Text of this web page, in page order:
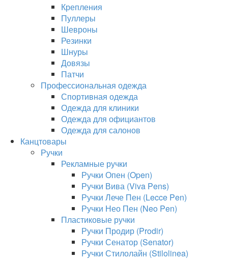
Крепления
Пуллеры
Шевроны
Резинки
Шнуры
Довязы
Патчи
Профессиональная одежда
Спортивная одежда
Одежда для клиники
Одежда для официантов
Одежда для салонов
Канцтовары
Ручки
Рекламные ручки
Ручки Опен (Open)
Ручки Вива (Viva Pens)
Ручки Лече Пен (Lecce Pen)
Ручки Нео Пен (Neo Pen)
Пластиковые ручки
Ручки Продир (Prodir)
Ручки Сенатор (Senator)
Ручки Стилолайн (Stilolinea)